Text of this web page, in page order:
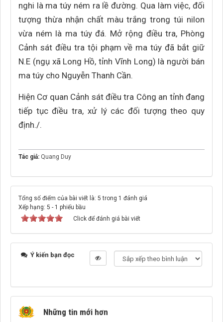
nghi là ma túy ném ra lề đường. Qua làm việc, đối
tượng thừa nhận chất màu trắng trong túi nilon
vừa ném là ma túy đá. Mở rộng điều tra, Phòng
Cảnh sát điều tra tội phạm về ma túy đã bắt giữ
N.E (ngụ xã Long Hồ, tỉnh Vĩnh Long) là người bán
ma túy cho Nguyễn Thanh Cần.
Hiện Cơ quan Cảnh sát điều tra Công an tỉnh đang
tiếp tục điều tra, xử lý các đối tượng theo quy
định./.
Tác giả: Quang Duy
Tổng số điểm của bài viết là: 5 trong 1 đánh giá
Xếp hạng: 5 - 1 phiếu bầu
Click để đánh giá bài viết
Ý kiến bạn đọc
Những tin mới hơn